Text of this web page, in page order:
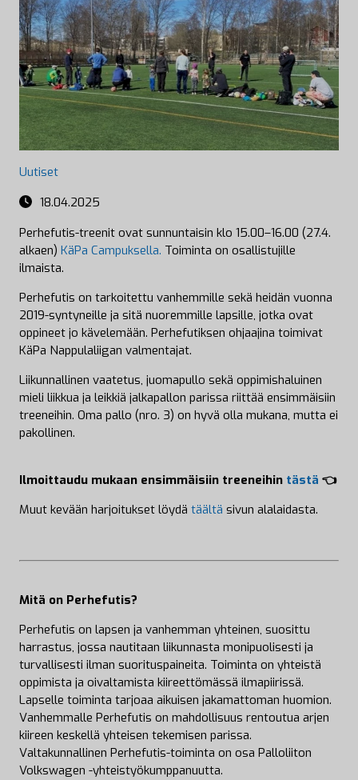
Uutiset
18.04.2025
Perhefutis-treenit ovat sunnuntaisin klo 15.00–16.00 (27.4.
alkaen) KäPa Campuksella. Toiminta on osallistujille
ilmaista.
Perhefutis on tarkoitettu vanhemmille sekä heidän vuonna
2019-syntyneille ja sitä nuoremmille lapsille, jotka ovat
oppineet jo kävelemään. Perhefutiksen ohjaajina toimivat
KäPa Nappulaliigan valmentajat.
Liikunnallinen vaatetus, juomapullo sekä oppimishaluinen
mieli liikkua ja leikkiä jalkapallon parissa riittää ensimmäisiin
treeneihin. Oma pallo (nro. 3) on hyvä olla mukana, mutta ei
pakollinen.
Ilmoittaudu mukaan ensimmäisiin treeneihin tästä 👈
Muut kevään harjoitukset löydä täältä sivun alalaidasta.
Mitä on Perhefutis?
Perhefutis on lapsen ja vanhemman yhteinen, suosittu
harrastus, jossa nautitaan liikunnasta monipuolisesti ja
turvallisesti ilman suorituspaineita. Toiminta on yhteistä
oppimista ja oivaltamista kiireettömässä ilmapiirissä.
Lapselle toiminta tarjoaa aikuisen jakamattoman huomion.
Vanhemmalle Perhefutis on mahdollisuus rentoutua arjen
kiireen keskellä yhteisen tekemisen parissa.
Valtakunnallinen Perhefutis-toiminta on osa Palloliiton
Volkswagen -yhteistyökumppanuutta.